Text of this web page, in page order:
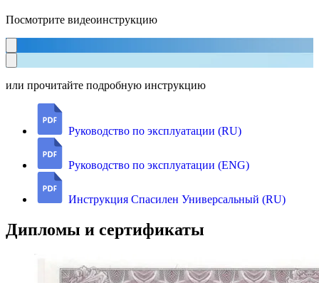
Посмотрите видеоинструкцию
или прочитайте подробную инструкцию
Руководство по эксплуатации (RU)
Руководство по эксплуатации (ENG)
Инструкция Спасилен Универсальный (RU)
Дипломы и сертификаты